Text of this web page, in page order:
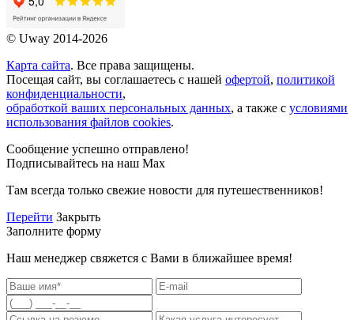
© Uway 2014-2026
Карта сайта. Все права защищены.
Посещая сайт, вы соглашаетесь с нашей офертой, политикой
конфиденциальности,
обработкой ваших персональных данных, а также с условиями
использования файлов cookies.
Сообщение успешно отправлено!
Подписывайтесь на наш Max
Там всегда только свежие новости для путешественников!
Перейти Закрыть
Заполните форму
Наш менеджер свяжется с Вами в ближайшее время!